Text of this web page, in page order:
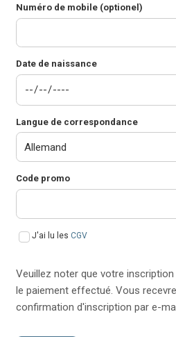
Numéro de mobile (optionel)
Date de naissance
Langue de correspondance
Code promo
J'ai lu les CGV
Veuillez noter que votre
le paiement effectué. Vous
confirmation d'inscription par e-